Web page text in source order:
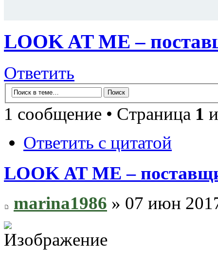
LOOK AT ME –
Ответить
1 сообщение • Страница 1
Ответить с цитатой
LOOK AT ME –
marina1986 » 07 июн